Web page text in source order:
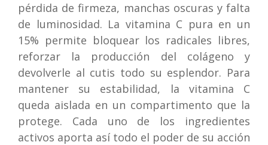
pérdida de firmeza, manchas oscuras y falta
de luminosidad. La vitamina C pura en un
15% permite bloquear los radicales libres,
reforzar la producción del colágeno y
devolverle al cutis todo su esplendor. Para
mantener su estabilidad, la vitamina C
queda aislada en un compartimento que la
protege. Cada uno de los ingredientes
activos aporta así todo el poder de su acción